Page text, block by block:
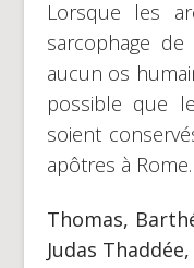
Lorsque les
sarcophage
aucun os
possible que
soient
apôtres à Rome.
Thomas,
Judas